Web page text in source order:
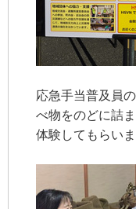
応急手当普及員
べ物をのどに詰
体験してもらいま